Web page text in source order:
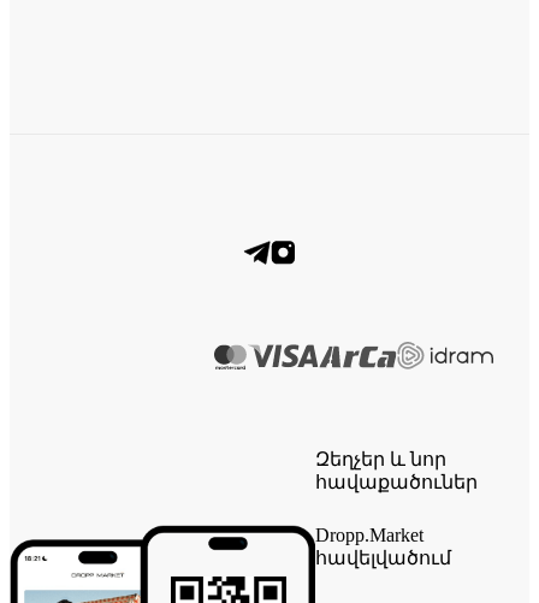
Զեղչեր և նոր
հավաքածուներ
Dropp.Market
հավելվածում